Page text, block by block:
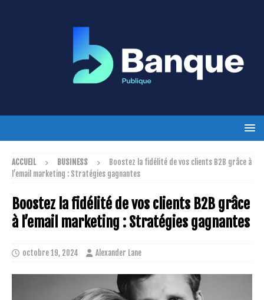
ACCUEIL BUSINESS
Boostez la fidélité de vos clients B2B grâce à
l’email marketing : Stratégies gagnantes
Boostez la fidélité de vos clients B2B grâce
à l’email marketing : Stratégies gagnantes
octobre 19, 2024 Alexander Lane